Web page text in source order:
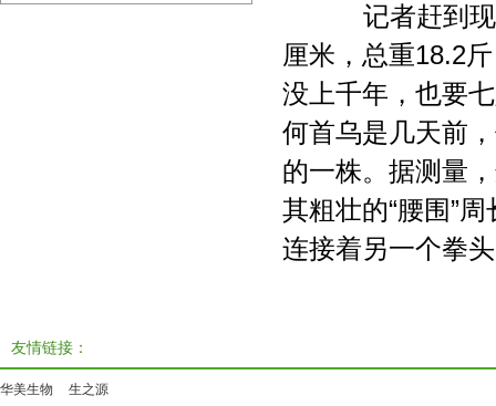
记者赶到现
厘米，总重18.2
没上千年，也要
何首乌是几天前
的一株。据测量
其粗壮的“腰围”
连接着另一个拳
友情链接：
华美生物 生之源